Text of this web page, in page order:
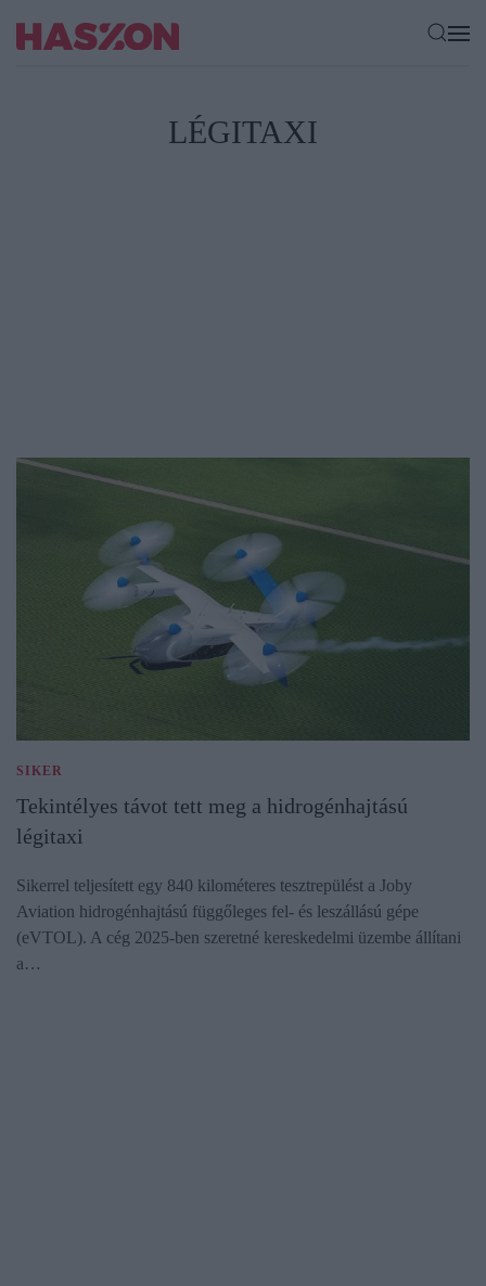
LÉGITAXI
SIKER
Tekintélyes távot tett meg a hidrogénhajtású
légitaxi
Sikerrel teljesített egy 840 kilométeres tesztrepülést a Joby
Aviation hidrogénhajtású függőleges fel- és leszállású gépe
(eVTOL). A cég 2025-ben szeretné kereskedelmi üzembe állítani
a…